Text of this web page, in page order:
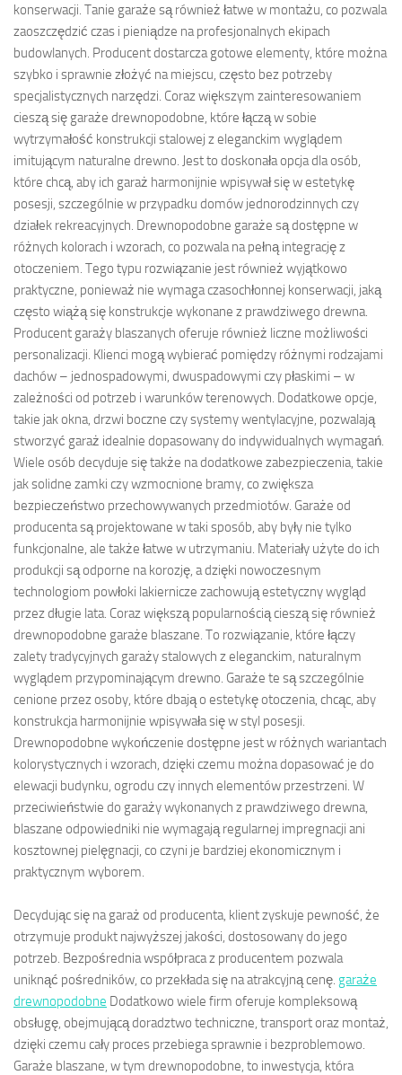
konserwacji. Tanie garaże są również łatwe w montażu, co pozwala
zaoszczędzić czas i pieniądze na profesjonalnych ekipach
budowlanych. Producent dostarcza gotowe elementy, które można
szybko i sprawnie złożyć na miejscu, często bez potrzeby
specjalistycznych narzędzi. Coraz większym zainteresowaniem
cieszą się garaże drewnopodobne, które łączą w sobie
wytrzymałość konstrukcji stalowej z eleganckim wyglądem
imitującym naturalne drewno. Jest to doskonała opcja dla osób,
które chcą, aby ich garaż harmonijnie wpisywał się w estetykę
posesji, szczególnie w przypadku domów jednorodzinnych czy
działek rekreacyjnych. Drewnopodobne garaże są dostępne w
różnych kolorach i wzorach, co pozwala na pełną integrację z
otoczeniem. Tego typu rozwiązanie jest również wyjątkowo
praktyczne, ponieważ nie wymaga czasochłonnej konserwacji, jaką
często wiążą się konstrukcje wykonane z prawdziwego drewna.
Producent garaży blaszanych oferuje również liczne możliwości
personalizacji. Klienci mogą wybierać pomiędzy różnymi rodzajami
dachów – jednospadowymi, dwuspadowymi czy płaskimi – w
zależności od potrzeb i warunków terenowych. Dodatkowe opcje,
takie jak okna, drzwi boczne czy systemy wentylacyjne, pozwalają
stworzyć garaż idealnie dopasowany do indywidualnych wymagań.
Wiele osób decyduje się także na dodatkowe zabezpieczenia, takie
jak solidne zamki czy wzmocnione bramy, co zwiększa
bezpieczeństwo przechowywanych przedmiotów. Garaże od
producenta są projektowane w taki sposób, aby były nie tylko
funkcjonalne, ale także łatwe w utrzymaniu. Materiały użyte do ich
produkcji są odporne na korozję, a dzięki nowoczesnym
technologiom powłoki lakiernicze zachowują estetyczny wygląd
przez długie lata. Coraz większą popularnością cieszą się również
drewnopodobne garaże blaszane. To rozwiązanie, które łączy
zalety tradycyjnych garaży stalowych z eleganckim, naturalnym
wyglądem przypominającym drewno. Garaże te są szczególnie
cenione przez osoby, które dbają o estetykę otoczenia, chcąc, aby
konstrukcja harmonijnie wpisywała się w styl posesji.
Drewnopodobne wykończenie dostępne jest w różnych wariantach
kolorystycznych i wzorach, dzięki czemu można dopasować je do
elewacji budynku, ogrodu czy innych elementów przestrzeni. W
przeciwieństwie do garaży wykonanych z prawdziwego drewna,
blaszane odpowiedniki nie wymagają regularnej impregnacji ani
kosztownej pielęgnacji, co czyni je bardziej ekonomicznym i
praktycznym wyborem.
Decydując się na garaż od producenta, klient zyskuje pewność, że
otrzymuje produkt najwyższej jakości, dostosowany do jego
potrzeb. Bezpośrednia współpraca z producentem pozwala
uniknąć pośredników, co przekłada się na atrakcyjną cenę. garaże
drewnopodobne Dodatkowo wiele firm oferuje kompleksową
obsługę, obejmującą doradztwo techniczne, transport oraz montaż,
dzięki czemu cały proces przebiega sprawnie i bezproblemowo.
Garaże blaszane, w tym drewnopodobne, to inwestycja, która